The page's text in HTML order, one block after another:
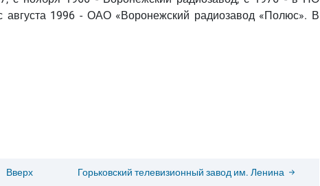
1996 - ОАО «Воронежский радиозавод «Полюс». В
Вверх Горьковский телевизионный завод им. Ленина